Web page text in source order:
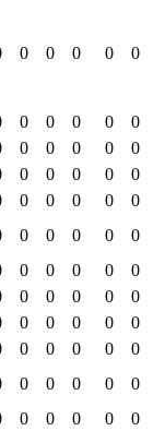
0 0 0 0 0
0 0 0 0
0
0 0 0 0
0
0 0 0 0
0
0 0 0 0
0
0 0 0 0
0
0 0 0 0
0
0 0 0 0
0
0 0 0 0
0
0 0 0 0
0
0 0 0 0
0
0 0 0 0
0